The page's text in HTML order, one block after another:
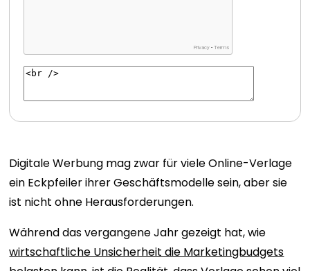
Digitale Werbung mag zwar für viele Online-Verlage
ein Eckpfeiler ihrer Geschäftsmodelle sein, aber sie
ist nicht ohne Herausforderungen.
Während das vergangene Jahr gezeigt hat, wie
wirtschaftliche Unsicherheit die Marketingbudgets